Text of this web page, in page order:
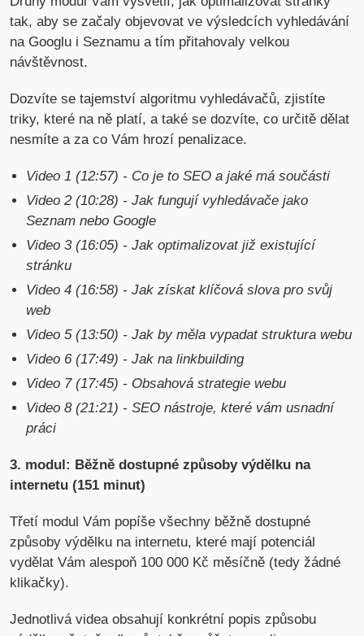
tak, aby se začaly objevovat ve výsledcích vyhledávání
na Googlu i Seznamu a tím přitahovaly velkou
návštěvnost.
Dozvíte se tajemství algoritmu vyhledávačů, zjistíte
triky, které na ně platí, a také se dozvíte, co určitě dělat
nesmíte a za co Vám hrozí penalizace.
Video 1 (12:57) - Co je to SEO a jaké má součásti
Video 2 (10:28) - Jak fungují vyhledávače jako
Seznam nebo Google
Video 3 (16:05) - Jak optimalizovat již existující
stránku
Video 4 (16:58) - Jak získat klíčová slova pro svůj
web
Video 5 (13:50) - Jak by měla vypadat struktura webu
Video 6 (17:49) - Jak na linkbuilding
Video 7 (17:45) - Obsahová strategie webu
Video 8 (21:21) - SEO nástroje, které vám usnadní
práci
3. modul: Běžně dostupné způsoby výdělku na
internetu (151 minut)
Třetí modul Vám popíše všechny běžně dostupné
způsoby výdělku na internetu, které mají potenciál
vydělat Vám alespoň 100 000 Kč měsíčně (tedy žádné
klikačky).
Jednotlivá videa obsahují konkrétní popis způsobu